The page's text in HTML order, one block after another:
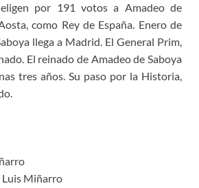
por 191 votos a Amadeo de
como Rey de España. Enero de
llega a Madrid. El General Prim,
El reinado de Amadeo de Saboya
tres años. Su paso por la Historia,
Luis Miñarro